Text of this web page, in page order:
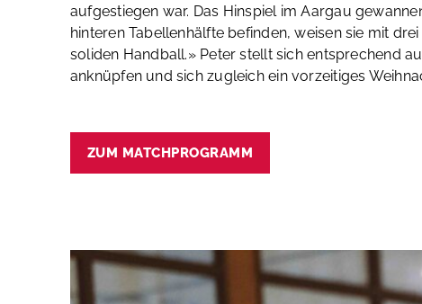
aufgestiegen war. Das Hinspiel im Aargau
hinteren Tabellenhälfte befinden, weisen sie mit
soliden Handball.» Peter stellt sich entsprechend
anknüpfen und sich zugleich ein vorzeitiges
ZUM MATCHPROGRAMM